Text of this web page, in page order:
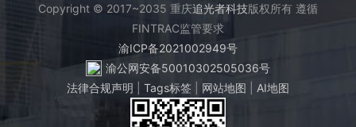
Copyright © 2017~2035 重庆追光者科技版权所有 遵循
FINTRAC监管要求
渝ICP备2021002949号
渝公网安备50010302505036号
法律合规声明
Tags标签 网站地图 AI地图